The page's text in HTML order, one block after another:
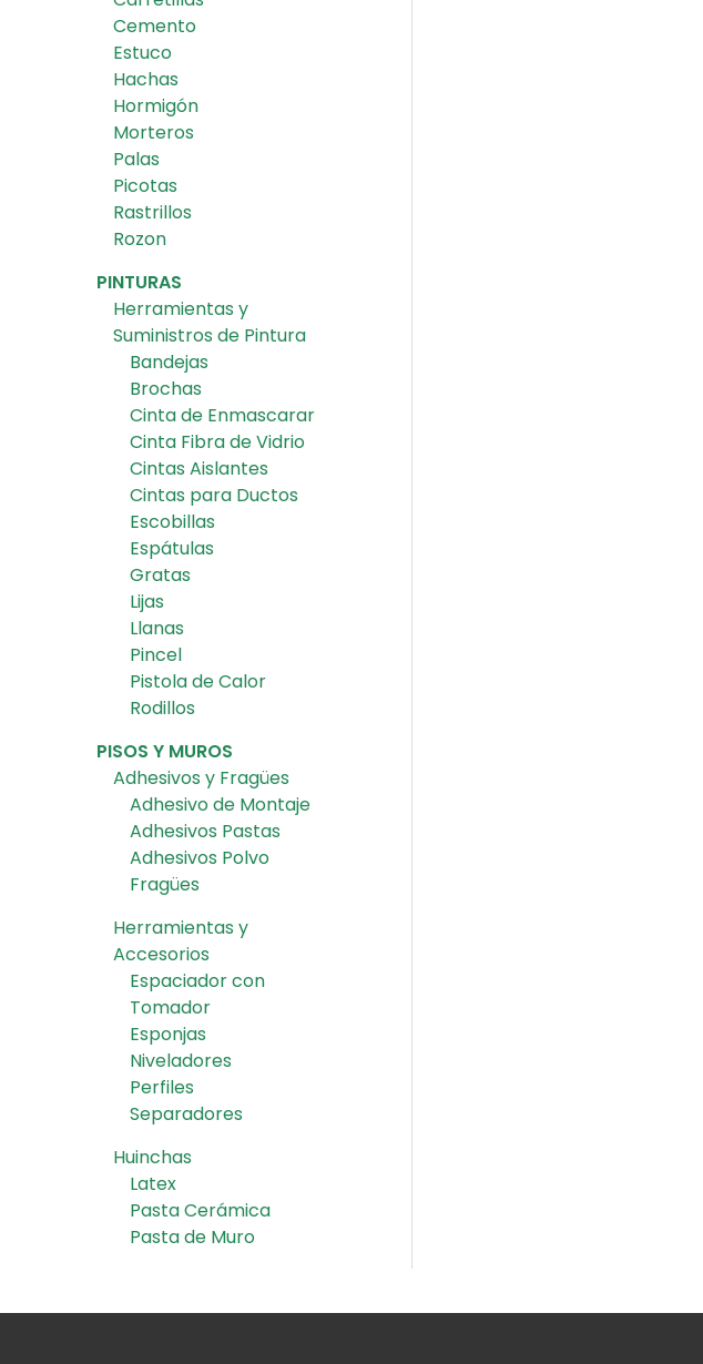
Cemento
Estuco
Hachas
Hormigón
Morteros
Palas
Picotas
Rastrillos
Rozon
PINTURAS
Herramientas y
Suministros de Pintura
Bandejas
Brochas
Cinta de Enmascarar
Cinta Fibra de Vidrio
Cintas Aislantes
Cintas para Ductos
Escobillas
Espátulas
Gratas
Lijas
Llanas
Pincel
Pistola de Calor
Rodillos
PISOS Y MUROS
Adhesivos y Fragües
Adhesivo de Montaje
Adhesivos Pastas
Adhesivos Polvo
Fragües
Herramientas y
Accesorios
Espaciador con
Tomador
Esponjas
Niveladores
Perfiles
Separadores
Huinchas
Latex
Pasta Cerámica
Pasta de Muro